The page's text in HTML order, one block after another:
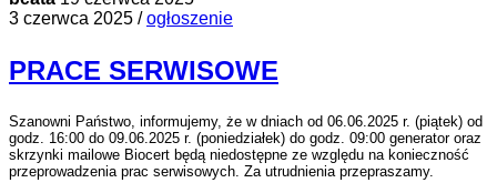
3 czerwca 2025 /ogłoszenie
PRACE SERWISOWE
Szanowni Państwo, informujemy, że w dniach od 06.06.2025 r. (piątek) od
godz. 16:00 do 09.06.2025 r. (poniedziałek) do godz. 09:00 generator oraz
skrzynki mailowe Biocert będą niedostępne ze względu na konieczność
przeprowadzenia prac serwisowych. Za utrudnienia przepraszamy.